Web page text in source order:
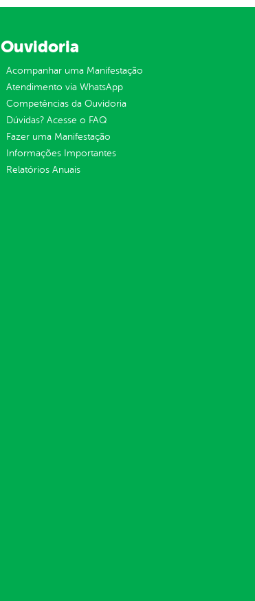
Ouvidoria
Acompanhar uma Manifestação
Atendimento via WhatsApp
Competências da Ouvidoria
Dúvidas? Acesse o FAQ
Fazer uma Manifestação
Informações Importantes
Relatórios Anuais